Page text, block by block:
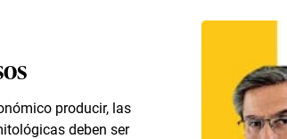
producir, las
deben ser